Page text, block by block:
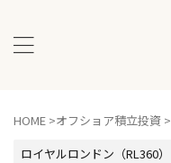
HOME >オフショア積立投資 >
ロイヤルロンドン（RL360）